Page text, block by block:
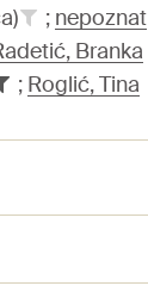
; nepoznat
Branka
; Roglić, Tina